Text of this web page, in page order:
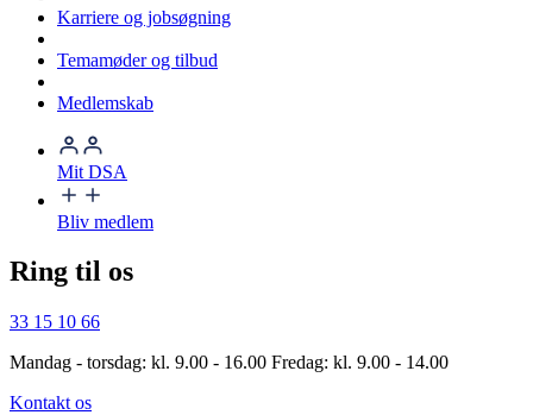
Karriere og jobsøgning
Temamøder og tilbud
Medlemskab
Mit DSA
Bliv medlem
Ring til os
33 15 10 66
Mandag - torsdag: kl. 9.00 - 16.00 Fredag: kl. 9.00 - 14.00
Kontakt os